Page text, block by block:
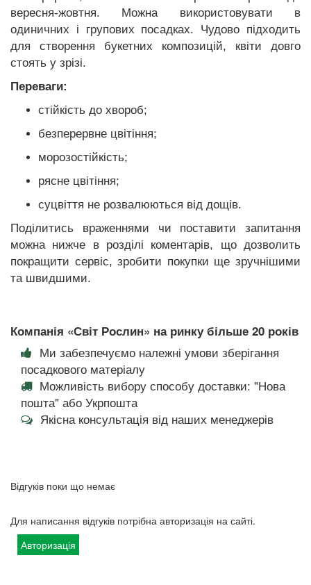
вересня-жовтня. Можна використовувати в
одиничних і групових посадках. Чудово підходить
для створення букетних композицій, квіти довго
стоять у зрізі.
Переваги:
стійкість до хвороб;
безперервне цвітіння;
морозостійкість;
рясне цвітіння;
суцвіття не розвалюються від дощів.
Поділитись враженнями чи поставити запитання
можна нижче в розділі коментарів, що дозволить
покращити сервіс, зробити покупки ще зручнішими
та швидшими.
Компанія «Світ Рослин» на ринку більше 20 років
Ми забезпечуємо належні умови зберігання
посадкового матеріалу
Можливість вибору способу доставки: "Нова
пошта" або Укрпошта
Якісна консультація від наших менеджерів
Відгуків поки що немає
Для написання відгуків потрібна авторизація на сайті.
Авторизація